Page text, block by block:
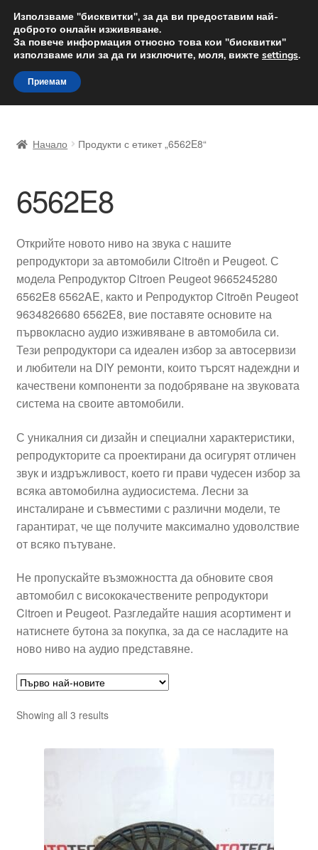
ДОСТАВКА от 12 лв.
Доставка по целия свят
Skip
to
navigation
Skip
to
content
Доставка по целия свят
Жалби
Количка
Контакт
Моята сметка
Плащанията
Правила и условия
Процедура за рекламации
Разгледайте
Транспорт
Начало Продукти с етикет „6562E8“
6562E8
Открийте новото ниво на звука с нашите
репродуктори за автомобили Citroën и Peugeot. С
модела Репродуктор Citroen Peugeot 9665245280
6562E8 6562AE, както и Репродуктор Citroën Peugeot
9634826680 6562E8, вие поставяте основите на
първокласно аудио изживяване в автомобила си.
Тези репродуктори са идеален избор за автосервизи
и любители на DIY ремонти, които търсят надеждни и
качествени компоненти за подобряване на звуковата
система на своите автомобили.
С уникалния си дизайн и специални характеристики,
репродукторите са проектирани да осигурят отличен
звук и издръжливост, което ги прави чудесен избор за
всяка автомобилна аудиосистема. Лесни за
инсталиране и съвместими с различни модели, те
гарантират, че ще получите максимално удоволствие
от всяко пътуване.
Не пропускайте възможността да обновите своя
автомобил с висококачествените репродуктори
Citroen и Peugeot. Разгледайте нашия асортимент и
натиснете бутона за покупка, за да се насладите на
ново ниво на аудио представяне.
Showing all 3 resultsSorted
latest
Използваме "бисквитки", за да ви предоставим най-
доброто онлайн изживяване.
За повече информация относно това кои "бисквитки"
използваме или за да ги изключите, моля, вижте settings.
Приемам